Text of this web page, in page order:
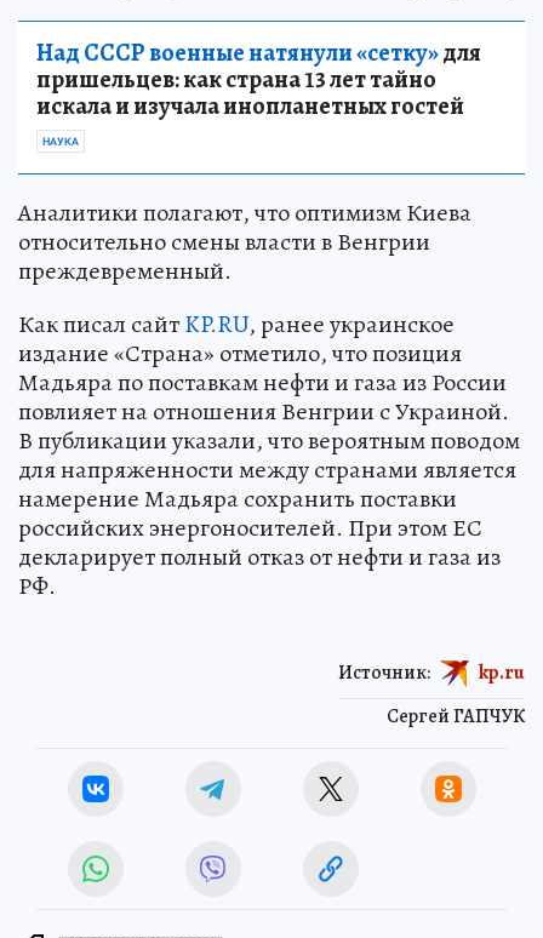
Над СССР военные натянули «сетку»для
пришельцев: как страна 13 лет тайно
искала и изучала инопланетных гостей
НАУКА
Аналитики полагают, что оптимизм Киева
относительно смены власти в Венгрии
преждевременный.
Как писал сайтKP.RU, ранее украинское
издание «Страна» отметило, что позиция
Мадьяра по поставкам нефти и газа из России
повлияет на отношения Венгрии с Украиной.
В публикации указали, что вероятным поводом
для напряженности между странами является
намерение Мадьяра сохранить поставки
российских энергоносителей. При этом ЕС
декларирует полный отказ от нефти и газа из
РФ.
Сергей ГАПЧУК
Источник: kp.ru